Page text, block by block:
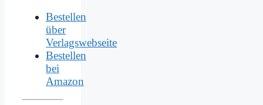
Bestellen
über
Verlagswebseite
Bestellen
bei
Amazon